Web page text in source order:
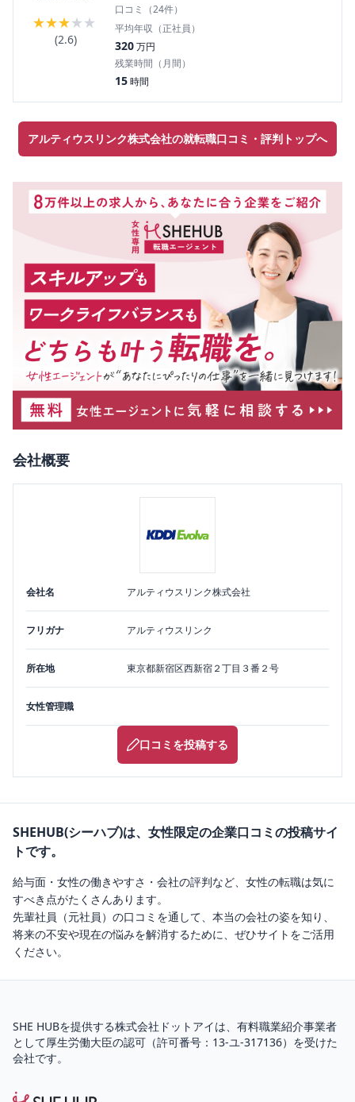
★★★★★
(2.6)
口コミ（24件）
平均年収（正社員）
320万円
残業時間（月間）
15時間
アルティウスリンク株式会社の就転職口コミ・評判トップへ
会社概要
会社名 アルティウスリンク株式会社
フリガナ アルティウスリンク
所在地 東京都新宿区西新宿２丁目３番２号
女性管理職
口コミを投稿する
SHEHUB(シーハブ)は、女性限定の企業口コミの投稿サイ
トです。
給与面・女性の働きやすさ・会社の評判など、女性の転職は気に
すべき点がたくさんあります。
先輩社員（元社員）の口コミを通して、本当の会社の姿を知り、
将来の不安や現在の悩みを解消するために、ぜひサイトをご活用
ください。
SHE HUBを提供する株式会社ドットアイは、 有料職業紹介事業者
として厚生労働大臣の認可（許可番号：13-ユ-317136）を受けた
会社です。